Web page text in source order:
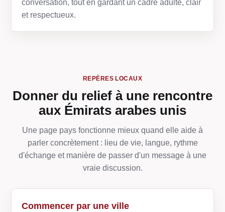
conversation, tout en gardant un cadre adulte, clair
et respectueux.
REPÈRES LOCAUX
Donner du relief à une rencontre
aux Émirats arabes unis
Une page pays fonctionne mieux quand elle aide à
parler concrètement : lieu de vie, langue, rythme
d'échange et manière de passer d'un message à une
vraie discussion.
Commencer par une ville